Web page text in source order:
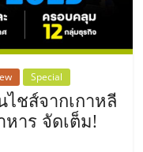
Special
ชส์จากเกาหลี
หาร จัดเต็ม!